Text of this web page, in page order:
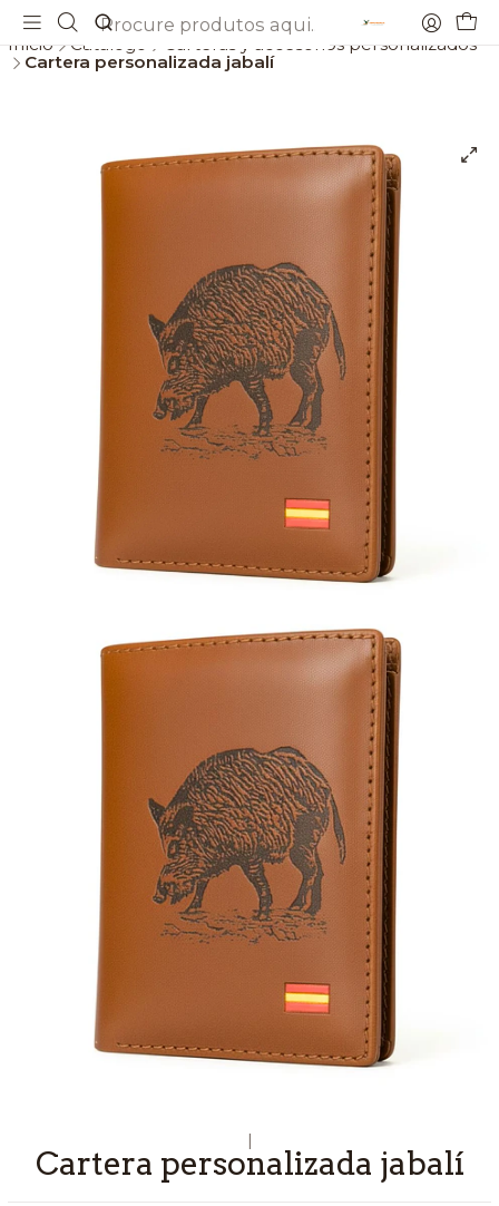
Início Catálogo
Carteras y accesorios personalizados
Cartera personalizada jabalí
|
Cartera personalizada jabalí